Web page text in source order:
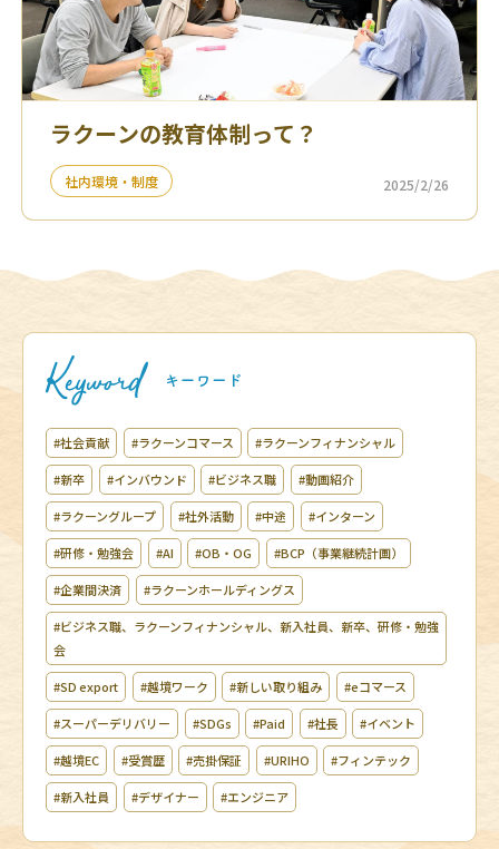
ラクーンの教育体制って？
社内環境・制度 2025/2/26
#社会貢献 #ラクーンコマース #ラクーンフィナンシャル
#新卒 #インバウンド #ビジネス職 #動画紹介
#ラクーングループ #社外活動 #中途 #インターン
#研修・勉強会 #AI #OB・OG #BCP（事業継続計画）
#企業間決済 #ラクーンホールディングス
#ビジネス職、ラクーンフィナンシャル、新入社員、新卒、研修・勉強
会
#SD export #越境ワーク #新しい取り組み #eコマース
#スーパーデリバリー #SDGs #Paid #社長 #イベント
#越境EC #受賞歴 #売掛保証 #URIHO #フィンテック
#新入社員 #デザイナー #エンジニア